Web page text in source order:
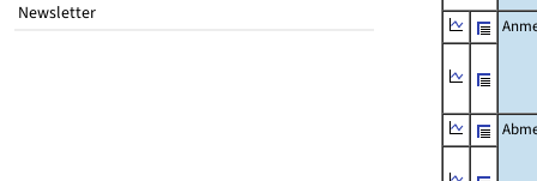
Newsletter